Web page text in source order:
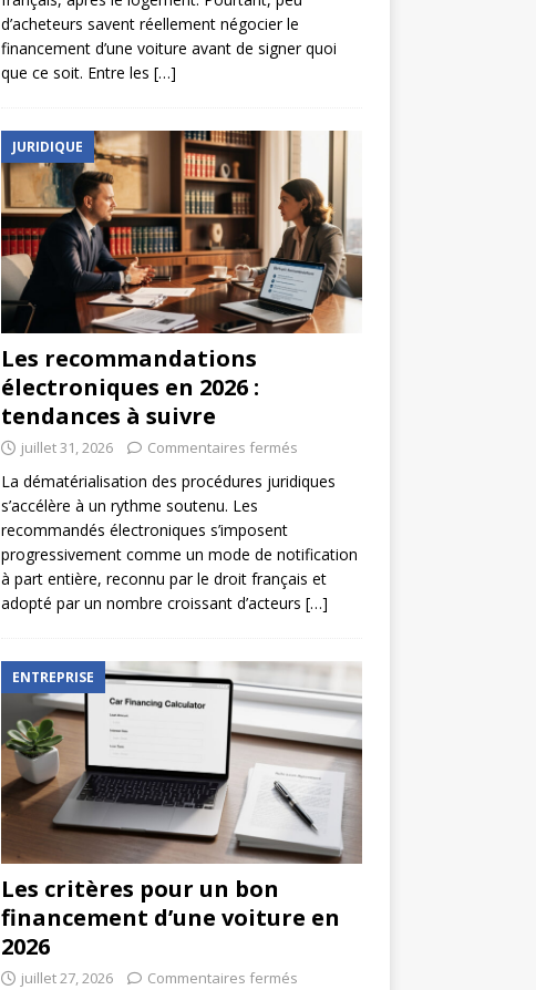
d’acheteurs savent réellement négocier le
financement d’une voiture avant de signer quoi
que ce soit. Entre les […]
JURIDIQUE
Les recommandations
électroniques en 2026 :
tendances à suivre
juillet 31, 2026 Commentaires fermés
La dématérialisation des procédures juridiques
s’accélère à un rythme soutenu. Les
recommandés électroniques s’imposent
progressivement comme un mode de notification
à part entière, reconnu par le droit français et
adopté par un nombre croissant d’acteurs […]
ENTREPRISE
Les critères pour un bon
financement d’une voiture en
2026
juillet 27, 2026 Commentaires fermés